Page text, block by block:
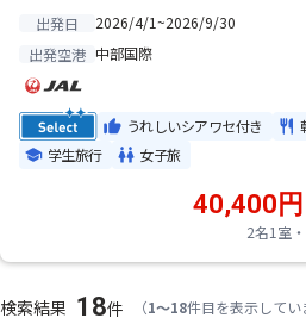
出発日
2026/4/1~2026/9/30
出発空港 中部国際
うれしいシアワセ付き
学生旅行
女子旅
2名1室
40,400
検索結果 18件 （1～18件目を表示してい